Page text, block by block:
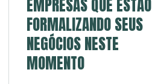
EMPRESAS QUE ESTÃO
FORMALIZANDO SEUS
NEGÓCIOS NESTE
MOMENTO